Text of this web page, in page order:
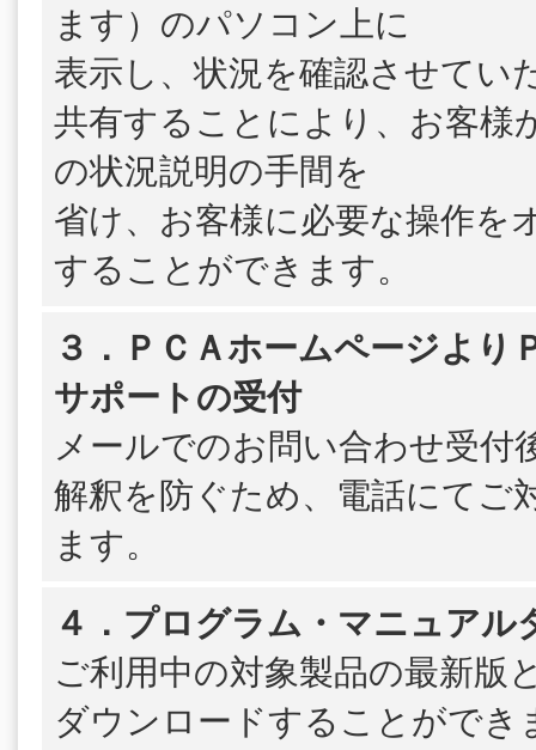
ます）のパソコン上に
表示し、状況を確認させてい
共有することにより、お客様
の状況説明の手間を
省け、お客様に必要な操作を
することができます。
３．ＰＣＡホームページより
サポートの受付
メールでのお問い合わせ受付
解釈を防ぐため、電話にてご
ます。
４．プログラム・マニュアル
ご利用中の対象製品の最新版
ダウンロードすることができ